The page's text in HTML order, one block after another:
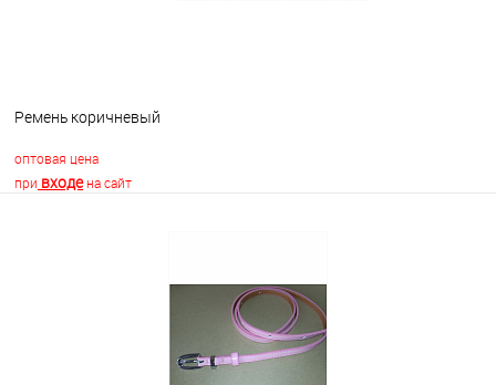
Ремень коричневый
оптовая цена
при входена сайт
Недоступно